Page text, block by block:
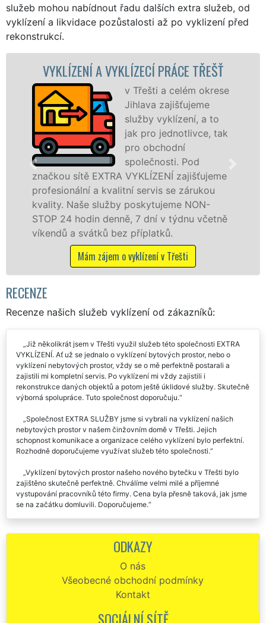
služeb mohou nabídnout řadu dalších extra služeb, od
vyklízení a likvidace pozůstalosti až po vyklizení před
rekonstrukcí.
VYKLÍZENÍ A VYKLÍZECÍ PRÁCE TŘEŠŤ
v Třešti a celém okrese
Jihlava zajišťujeme
služby vyklízení, a to
jak pro jednotlivce, tak
pro obchodní
společnosti. Pod
sítě EXTRA VYKLÍZENÍ zajišťujeme
a kvalitní servis se zárukou
Naše služby poskytujeme NON-
24 hodin denně, 7 dní v týdnu včetně
a svátků bez příplatků.
Mám zájem o vyklízení v Třešti
RECENZE
Recenze našich služeb vyklízení od zákazníků:
Již několikrát jsem v Třešti využil služeb této společnosti EXTRA
VYKLÍZENÍ. Ať už se jednalo o vyklízení bytových prostor, nebo o
vyklízení nebytových prostor, vždy se o mě perfektně postarali a
zajistili mi kompletní servis. Po vyklízení mi vždy zajistili i
rekonstrukce daných objektů a potom ještě úklidové služby. Skutečně
výborná spolupráce. Tuto společnost doporučuju.
Společnost EXTRA SLUŽBY jsme si vybrali na vyklízení našich
nebytových prostor v našem činžovním domě v Třešti. Jejich
schopnost komunikace a organizace celého vyklízení bylo perfektní.
Rozhodně doporučujeme využívat služeb této společnosti.
Vyklízení bytových prostor našeho nového bytečku v Třešti bylo
zajištěno skutečně perfektně. Chválíme velmi milé a příjemné
vystupování pracovníků této firmy. Cena byla přesně taková, jak jsme
se na začátku domluvili. Doporučujeme.
včera pomáhali vyklidit nebytové prostory v Třešti, které jsem zdědila
po mém otci. Obdivuji jejich pracovní nasazení. Nepořádek, který
Vyklízení našich nebytovek v Třešti proběhlo naprosto perfektně.
Velmi chválíme a určitě doporučujeme.
ODKAZY
O nás
Všeobecné obchodní podmínky
Kontakt
SOCIÁLNÍ SÍTĚ